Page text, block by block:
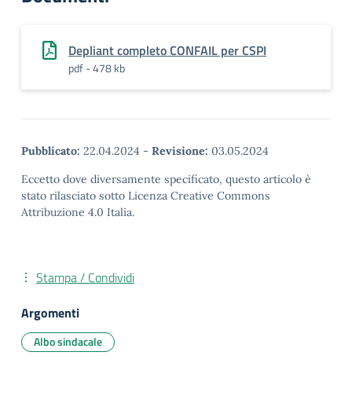
Depliant completo CONFAIL per CSPI
pdf - 478 kb
Pubblicato: 22.04.2024 - Revisione: 03.05.2024
Eccetto dove diversamente specificato, questo articolo è
stato rilasciato sotto Licenza Creative Commons
Attribuzione 4.0 Italia.
Stampa / Condividi
Argomenti
Albo sindacale